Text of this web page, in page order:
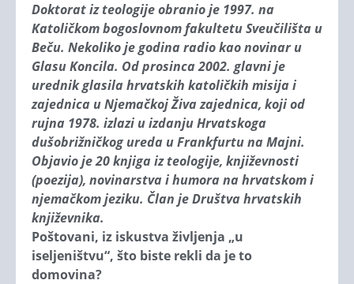
Doktorat iz teologije obranio je 1997. na
Katoličkom bogoslovnom fakultetu Sveučilišta u
Beču. Nekoliko je godina radio kao novinar u
Glasu Koncila. Od prosinca 2002. glavni je
urednik glasila hrvatskih katoličkih misija i
zajednica u Njemačkoj Živa zajednica, koji od
rujna 1978. izlazi u izdanju Hrvatskoga
dušobrižničkog ureda u Frankfurtu na Majni.
Objavio je 20 knjiga iz teologije, književnosti
(poezija), novinarstva i humora na hrvatskom i
njemačkom jeziku. Član je Društva hrvatskih
književnika.
Poštovani, iz iskustva življenja „u
iseljeništvu“, što biste rekli da je to
domovina?